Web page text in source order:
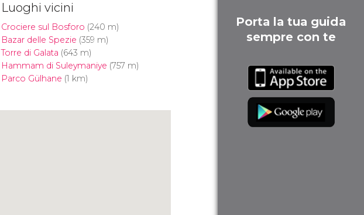
Luoghi vicini
Crociere sul Bosforo (240 m)
Bazar delle Spezie (359 m)
Torre di Galata (643 m)
Hammam di Suleymaniye (757 m)
Parco Gülhane (1 km)
Porta la tua guida
sempre con te